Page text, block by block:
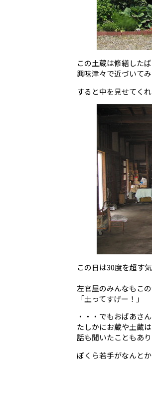
この土蔵は修繕した
興味津々で近づいて
すると中を見せてく
この日は30度を超す
左官屋のみんなもこ
「土ってすげー！」
・・・でもおばあさ
たしかにお蔵や土蔵
話も聞いたこともあ
ぼくら若手がなんとか